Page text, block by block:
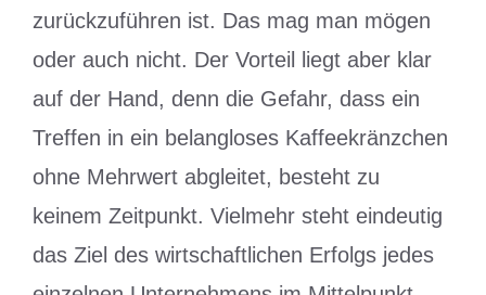
zurückzuführen ist. Das mag man mögen
oder auch nicht. Der Vorteil liegt aber klar
auf der Hand, denn die Gefahr, dass ein
Treffen in ein belangloses Kaffeekränzchen
ohne Mehrwert abgleitet, besteht zu
keinem Zeitpunkt. Vielmehr steht eindeutig
das Ziel des wirtschaftlichen Erfolgs jedes